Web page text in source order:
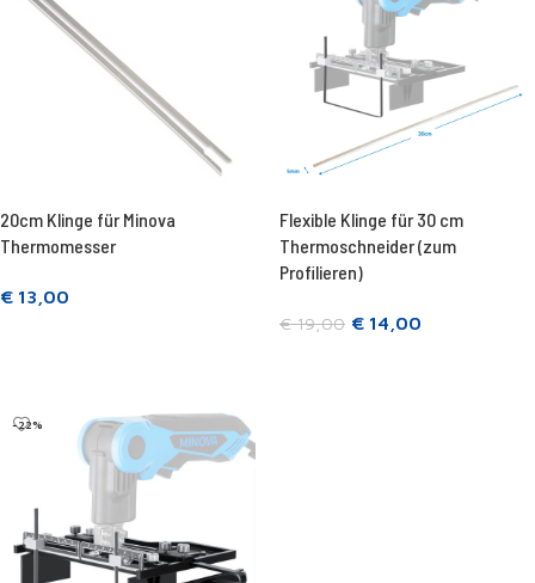
20cm Klinge für Minova
Thermomesser
€ 13,00
Flexible Klinge für 30 cm
Thermoschneider (zum
Profilieren)
€19,00 € 14,00
-22%